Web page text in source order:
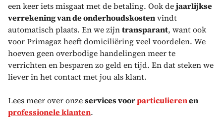
een keer iets misgaat met de betaling. Ook dejaarlijkse
verrekening van de onderhoudskostenvindt
automatisch plaats. En we zijntransparant, want ook
voor Primagaz heeft domiciliëring veel voordelen. We
hoeven geen overbodige handelingen meer te
verrichten en besparen zo geld en tijd. En dat steken we
liever in het contact met jou als klant.
Lees meer over onzeservices voorparticulierenen
professionele klanten.